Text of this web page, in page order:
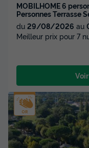
MOBILHOME 6
Personnes Terrasse
du 29/08/2026 au
Meilleur prix pour 7